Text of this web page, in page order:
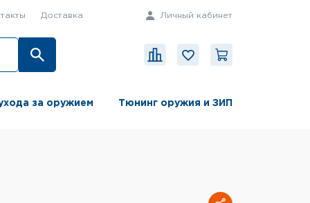
Доставка Личный кабинет
за оружием Тюнинг оружия и ЗИП